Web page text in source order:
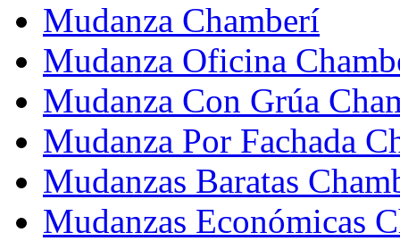
Mudanza Chamberí
Mudanza Oficina
Mudanza Con Grúa
Mudanza Por Fachada
Mudanzas Baratas
Mudanzas Económicas